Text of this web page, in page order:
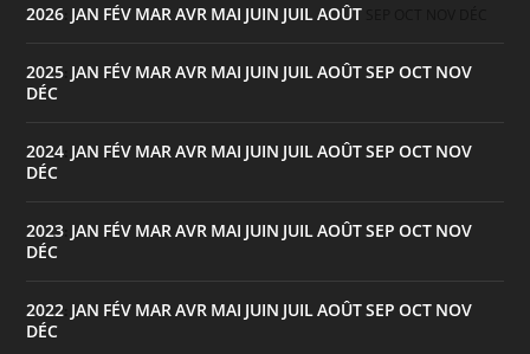
2026 JAN FÉV MAR AVR MAI JUIN JUIL AOÛT
2025 JAN FÉV MAR AVR MAI JUIN JUIL AOÛTSEP OCT NOV
DÉC
2024 JAN FÉV MAR AVR MAI JUIN JUIL AOÛTSEP OCT NOV
DÉC
2023 JAN FÉV MAR AVR MAI JUIN JUIL AOÛTSEP OCT NOV
DÉC
2022 JAN FÉV MAR AVR MAI JUIN JUIL AOÛTSEP OCT NOV
DÉC